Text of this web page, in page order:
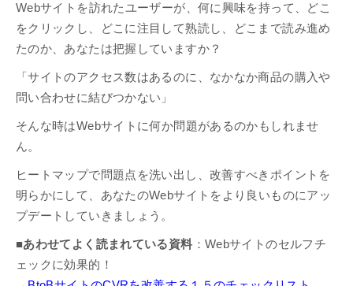
Webサイトを訪れたユーザーが、何に興味を持って、どこ
をクリックし、どこに注目して熟読し、どこまで読み進め
たのか、あなたは把握していますか？
「サイトのアクセス数はあるのに、なかなか商品の購入や
問い合わせに結びつかない」
そんな時はWebサイトに何か問題があるのかもしれませ
ん。
ヒートマップで問題点を洗い出し、改善すべきポイントを
明らかにして、あなたのWebサイトをより良いものにアッ
プデートしていきましょう。
■あわせてよく読まれている資料 ：Webサイトのセルフチ
ェックに効果的！